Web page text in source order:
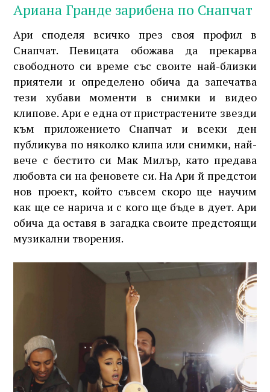
Ариана Гранде зарибена по Снапчат
Ари споделя всичко през своя профил в
Снапчат. Певицата обожава да прекарва
свободното си време със своите най-близки
приятели и определено обича да запечатва
тези хубави моменти в снимки и видео
клипове. Ари е една от пристрастените звезди
към приложението Снапчат и всеки ден
публикува по няколко клипа или снимки, най-
вече с бестито си Мак Милър, като предава
любовта си на феновете си. На Ари й предстои
нов проект, който съвсем скоро ще научим
как ще се нарича и с кого ще бъде в дует. Ари
обича да оставя в загадка своите предстоящи
музикални творения.